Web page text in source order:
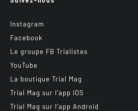
Instagram
Facebook
Le groupe FB Trialistes
YouTube
La boutique Trial Mag
Trial Mag sur l’app IOS
Trial Mag sur l’app Android